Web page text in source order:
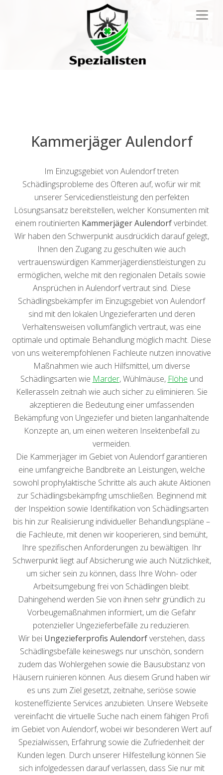
Kammerjäger Aulendorf
Im Einzugsgebiet von Aulendorf treten
Schädlingsprobleme des Öfteren auf, wofür wir mit
unserer Servicedienstleistung den perfekten
Lösungsansatz bereitstellen, welcher Konsumenten mit
einem routinierten Kammerjäger Aulendorfverbindet.
Wir haben den Schwerpunkt ausdrücklich darauf gelegt,
Ihnen den Zugang zu geschulten wie auch
vertrauenswürdigen Kammerjägerdienstleistungen zu
ermöglichen, welche mit den regionalen Details sowie
Ansprüchen in Aulendorf vertraut sind. Diese
Schädlingsbekämpfer im Einzugsgebiet von Aulendorf
sind mit den lokalen Ungezieferarten und deren
Verhaltensweisen vollumfänglich vertraut, was eine
optimale und optimale Behandlung möglich macht. Diese
von uns weiterempfohlenen Fachleute nutzen innovative
Maßnahmen wie auch Hilfsmittel, um diverse
Schädlingsarten wie Marder, Wühlmäuse, Flöhe und
Kellerasseln zeitnah wie auch sicher zu eliminieren. Sie
akzeptieren die Bedeutung einer umfassenden
Bekämpfung von Ungeziefer und bieten langanhaltende
Konzepte an, um einen weiteren Insektenbefall zu
vermeiden.
Die Kammerjäger im Gebiet von Aulendorf garantieren
eine umfangreiche Bandbreite an Leistungen, welche
sowohl prophylaktische Schritte als auch akute Aktionen
zur Schädlingsbekämpfng umschließen. Beginnend mit
der Inspektion sowie Identifikation von Schädlingsarten
bis hin zur Realisierung individueller Behandlungspläne –
die Fachleute, mit denen wir kooperieren, sind bemüht,
Ihre spezifischen Anforderungen zu bewältigen. Ihr
Schwerpunkt liegt auf Absicherung wie auch Nützlichkeit,
um sicher sein zu können, dass Ihre Wohn- oder
Arbeitsumgebung frei von Schädlingen bleibt.
Dahingehend werden Sie von ihnen sehr gründlich zu
Vorbeugemaßnahmen informiert, um die Gefahr
potenzieller Ungezieferbefälle zu reduzieren.
Wir bei Ungezieferprofis Aulendorfverstehen, dass
Schädlingsbefälle keineswegs nur unschön, sondern
zudem das Wohlergehen sowie die Bausubstanz von
Häusern ruinieren können. Aus diesem Grund haben wir
es uns zum Ziel gesetzt, zeitnahe, seriöse sowie
kosteneffiziente Services anzubieten. Unsere Webseite
vereinfacht die virtuelle Suche nach einem fähigen Profi
im Gebiet von Aulendorf, wobei wir besonderen Wert auf
Spezialwissen, Erfahrung sowie die Zufriedenheit der
Kunden legen. Durch unserer Hilfestellung können Sie
sich infolgedessen darauf verlassen, dass Sie nur mit